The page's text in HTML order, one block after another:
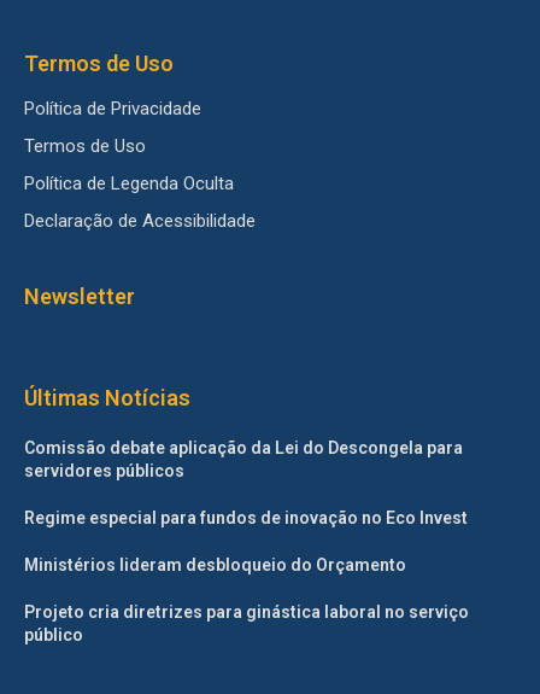
Termos de Uso
Política de Privacidade
Termos de Uso
Política de Legenda Oculta
Declaração de Acessibilidade
Newsletter
Últimas Notícias
Comissão debate aplicação da Lei do Descongela para
servidores públicos
Regime especial para fundos de inovação no Eco Invest
Ministérios lideram desbloqueio do Orçamento
Projeto cria diretrizes para ginástica laboral no serviço
público